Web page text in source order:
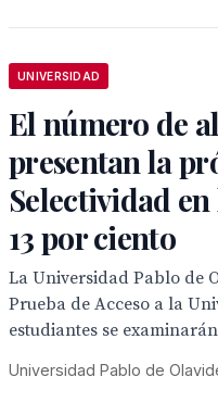
UNIVERSIDAD
El número de
presentan la
Selectividad
13 por ciento
La Universidad Pablo de
Prueba de Acceso a la
estudiantes se
Universidad Pablo de